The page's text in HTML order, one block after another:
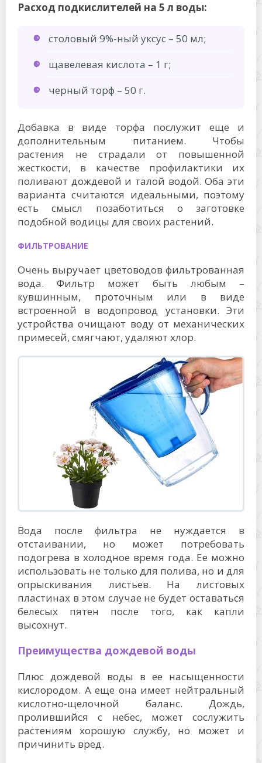
Расход подкислителей на 5 л воды:
столовый 9%-ный уксус – 50 мл;
щавелевая кислота – 1 г;
черный торф – 50 г.
Добавка в виде торфа послужит еще и
дополнительным питанием. Чтобы
растения не страдали от повышенной
жесткости, в качестве профилактики их
поливают дождевой и талой водой. Оба эти
варианта считаются идеальными, поэтому
есть смысл позаботиться о заготовке
подобной водицы для своих растений.
ФИЛЬТРОВАНИЕ
Очень выручает цветоводов фильтрованная
вода. Фильтр может быть любым –
кувшинным, проточным или в виде
встроенной в водопровод установки. Эти
устройства очищают воду от механических
примесей, смягчают, удаляют хлор.
Вода после фильтра не нуждается в
отстаивании, но может потребовать
подогрева в холодное время года. Ее можно
использовать не только для полива, но и для
опрыскивания листьев. На листовых
пластинах в этом случае не будет оставаться
белесых пятен после того, как капли
высохнут.
Преимущества дождевой воды
Плюс дождевой воды в ее насыщенности
кислородом. А еще она имеет нейтральный
кислотно-щелочной баланс. Дождь,
пролившийся с небес, может сослужить
растениям хорошую службу, но может и
причинить вред.